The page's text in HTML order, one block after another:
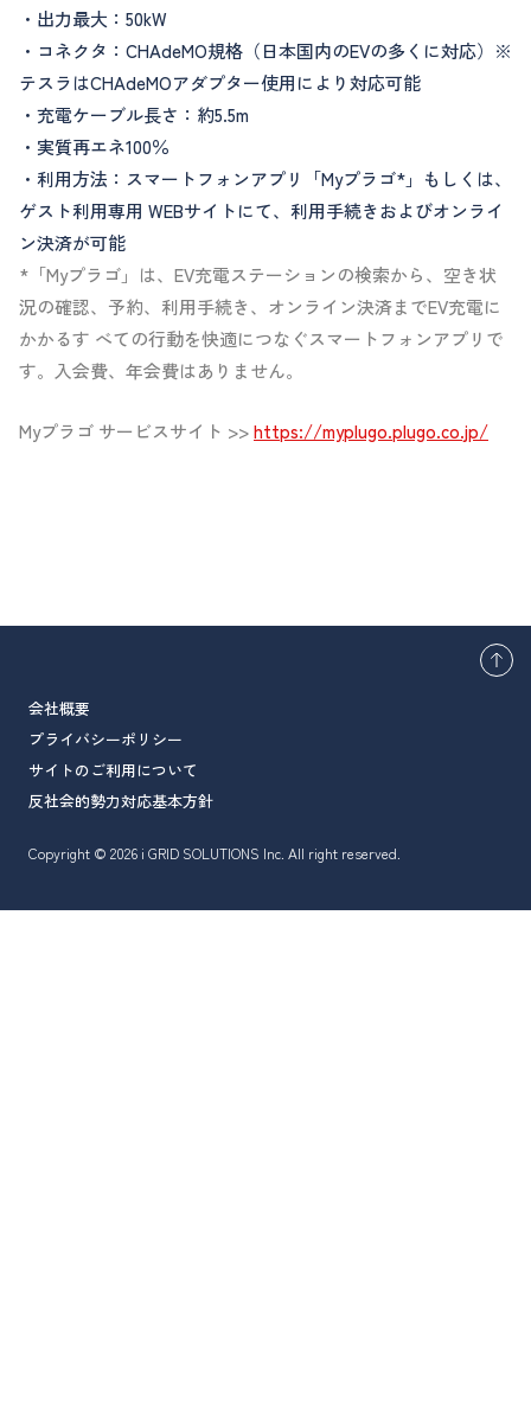
・出力最大：50kW
・コネクタ：CHAdeMO規格（日本国内のEVの多くに対応）※
テスラはCHAdeMOアダプター使用により対応可能
・充電ケーブル長さ：約5.5m
・実質再エネ100％
・利用方法：スマートフォンアプリ「Myプラゴ*」もしくは、
ゲスト利用専用 WEBサイトにて、利用手続きおよびオンライ
ン決済が可能
*「Myプラゴ」は、EV充電ステーションの検索から、空き状
況の確認、予約、利用手続き、オンライン決済までEV充電に
かかるす べての行動を快適につなぐスマートフォンアプリで
す。入会費、年会費はありません。
Myプラゴ サービスサイト >>https://myplugo.plugo.co.jp/
会社概要
プライバシーポリシー
サイトのご利用について
反社会的勢力対応基本方針
Copyright © 2026 i GRID SOLUTIONS Inc. All right reserved.